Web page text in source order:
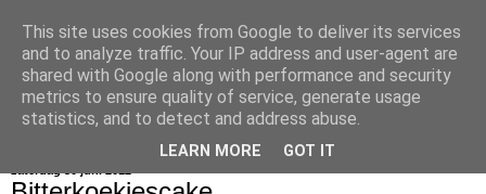
bijna net zo lekker als thuis
This site uses cookies from Google to deliver its services
and to analyze traffic. Your IP address and user-agent are
shared with Google along with performance and security
metrics to ensure quality of service, generate usage
statistics, and to detect and address abuse.
LEARN MORE GOT IT